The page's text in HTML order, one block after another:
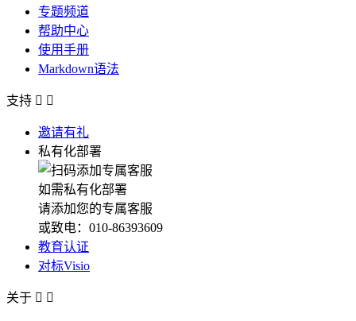
专题频道
帮助中心
使用手册
Markdown语法
支持  
邀请有礼
私有化部署
如需私有化部署
请添加您的专属客服
或致电：010-86393609
教育认证
对标Visio
关于  